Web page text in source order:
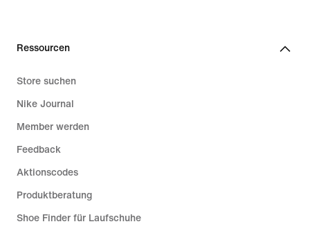
Ressourcen
Store suchen
Nike Journal
Member werden
Feedback
Aktionscodes
Produktberatung
Shoe Finder für Laufschuhe